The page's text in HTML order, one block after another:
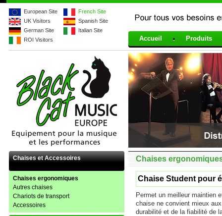
European Site
UK Visitors
German Site
ROI Visitors
French Site
Spanish Site
Italian Site
901324
Accueil Produits
Chaises
Chaise Student pour
Permet un meilleur maintien
chaise ne convient mieux
durabilité et de la fiabilité de
Chaises et Accessoires
Chaises ergonomiques
Autres chaises
Chariots de transport
Accessoires